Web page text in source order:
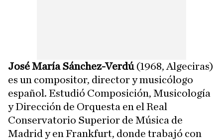
José María Sánchez-Verdú(1968, Algeciras)
es un compositor, director y musicólogo
español. Estudió Composición, Musicología
y Dirección de Orquesta en el Real
Conservatorio Superior de Música de
Madrid y en Frankfurt, donde trabajó con